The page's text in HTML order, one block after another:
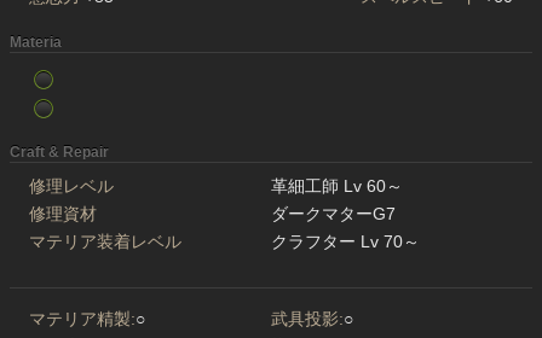
Materia
Craft & Repair
修理レベル
革細工師 Lv 60～
修理資材
ダークマターG7
マテリア装着レベル
クラフター Lv 70～
マテリア精製:○ 武具投影:○